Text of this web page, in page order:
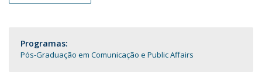
Programas:
Pós-Graduação em Comunicação e Public Affairs